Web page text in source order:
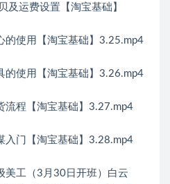
及运费设置【淘宝基础】
的使用【淘宝基础】3.25.mp4
的使用【淘宝基础】3.26.mp4
流程【淘宝基础】3.27.mp4
入门【淘宝基础】3.28.mp4
美工（3月30日开班）白云